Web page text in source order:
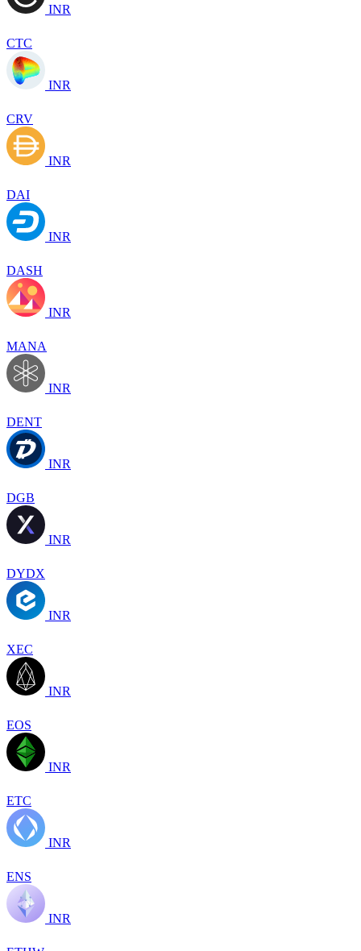
INR
CTC
INR
CRV
INR
DAI
INR
DASH
INR
MANA
INR
DENT
INR
DGB
INR
DYDX
INR
XEC
INR
EOS
INR
ETC
INR
ENS
INR